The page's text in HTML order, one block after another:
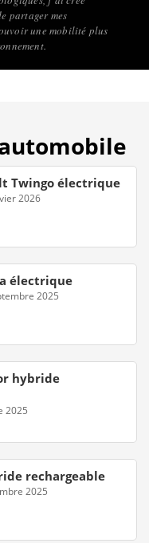
partager mes
une mobilité plus
Twingo électrique
2026
électrique
2025
hybride
2025
rechargeable
2025